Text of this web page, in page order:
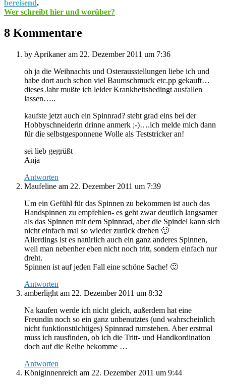
bereisend.
Wer schreibt hier und worüber?
8 Kommentare
by Aprikaner am 22. Dezember 2011 um 7:36
oh ja die Weihnachts und Osterausstellungen liebe ich und
habe dort auch schon viel Baumschmuck etc.pp gekauft…
dieses Jahr mußte ich leider Krankheitsbedingt ausfallen
lassen…..
kaufste jetzt auch ein Spinnrad? steht grad eins bei der
Hobbyschneiderin drinne anmerk ;-)….ich melde mich dann
für die selbstgesponnene Wolle als Teststricker an!
sei lieb gegrüßt
Anja
Antworten
Maufeline am 22. Dezember 2011 um 7:39
Um ein Gefühl für das Spinnen zu bekommen ist auch das
Handspinnen zu empfehlen- es geht zwar deutlich langsamer
als das Spinnen mit dem Spinnrad, aber die Spindel kann sich
nicht einfach mal so wieder zurück drehen 🙂
Allerdings ist es natürlich auch ein ganz anderes Spinnen,
weil man nebenher eben nicht noch tritt, sondern einfach nur
dreht.
Spinnen ist auf jeden Fall eine schöne Sache! 🙂
Antworten
amberlight am 22. Dezember 2011 um 8:32
Na kaufen werde ich nicht gleich, außerdem hat eine
Freundin noch so ein ganz unbenutztes (und wahrscheinlich
nicht funktionstüchtiges) Spinnrad rumstehen. Aber erstmal
muss ich rausfinden, ob ich die Tritt- und Handkordination
doch auf die Reihe bekomme …
Antworten
Königinnenreich am 22. Dezember 2011 um 9:44